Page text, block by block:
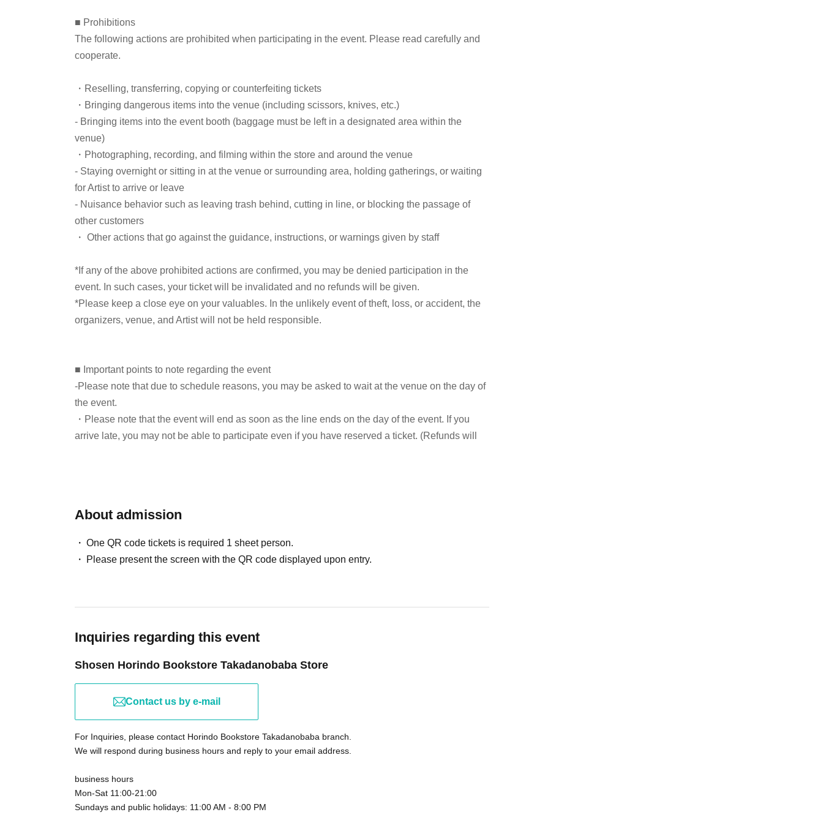
オードリー若林正恭さん、佐久間宣行さん 推薦！
エンタメ時評の旗手 初の著書
独自の鑑賞術・言語化・インプット術を初公開！
「なんかよかった」という感想を一緒に抜け出そう。
簡単ではないけれど、簡単にできることの積み重ねだ。
他人の感想が気になりすぎる「感想検索病の時代」に、私だけの視点・言葉で語るには？
YouTubeやPodcastで映画＆ドラマ解説が大注目の大島育宙さんが、『花束みたいな恋をした』『ラストマ
イル』『PERFECT DAYS』など様々な作品を手がかりに、「独自の感想を生み出す方法」「自分だけの軸
を持ってインプットするコツ」を大公開！
■ゲスト
大島 育宙（おおしま やすおき）
1992年生まれ、東京都出身。東京大学法学部卒業。2017年、お笑いコンビ「XXCLUB」でデ
ビュー。タイタン所属。TBSラジオ『こねくと』では毎週火曜の「空閑時評」にレギュラー出
MX『５時に夢中！』『バラいろダンディ』にコメンテーターとして不定期出演。ポッドキャ
スト「無限まやかし」「炎上喫煙所」「ペーパードライブ」の他、『Quick Japan』
『ROCKINONJAPAN』などでの連載も執筆中。YouTubeでは映画やドラマの時評を配信、登
録者は16万人(2026年3月時点)。
第二部トークゲスト：ウエストランド 河本太
期で出演した。2012年から3年連続で「THE MANZAI」認定漫才師に選出される。2020年に
2011年にスタートしたラジオ形式の番組「ウエストランドのぶちラジ！」をYouTubeはじ
め、Podcast、audiobook.jpで配信中。
■その他ご案内
お持ち込みの書籍やグッズ・私物等へのサイン入れはご遠慮頂いております。
■参加方法
■ Prohibitions
The following actions are prohibited when participating in the event. Please read carefully and
cooperate.
・Reselling, transferring, copying or counterfeiting tickets
・Bringing dangerous items into the venue (including scissors, knives, etc.)
- Bringing items into the event booth (baggage must be left in a designated area within the
venue)
・Photographing, recording, and filming within the store and around the venue
- Staying overnight or sitting in at the venue or surrounding area, holding gatherings, or waiting
for Artist to arrive or leave
- Nuisance behavior such as leaving trash behind, cutting in line, or blocking the passage of
other customers
・ Other actions that go against the guidance, instructions, or warnings given by staff
*If any of the above prohibited actions are confirmed, you may be denied participation in the
event. In such cases, your ticket will be invalidated and no refunds will be given.
*Please keep a close eye on your valuables. In the unlikely event of theft, loss, or accident, the
organizers, venue, and Artist will not be held responsible.
■ Important points to note regarding the event
-Please note that due to schedule reasons, you may be asked to wait at the venue on the day of
the event.
・Please note that the event will end as soon as the line ends on the day of the event. If you
arrive late, you may not be able to participate even if you have reserved a ticket. (Refunds will
To prevent infection and the spread of COVID-19 and other viruses, we ask that all visitors
cooperate with the following:
such as installing transparent barriers such as acrylic panels at meeting points, taking your
・Please note that if your temperature is checked upon entry and is over 37.5℃ or there is a risk
that it will exceed this level, you will be denied entry.
・ If you feel sick or feel unwell, please contact the staff near you.
・Please note that our staff will also be wearing face shields and masks while working, and
may touch customers' shoulders, arms, and other parts of their bodies to guide them.
・Depending on the situation, the content of the event may change or be canceled at short
About admission
One QR code tickets is required 1 sheet person.
Please present the screen with the QR code displayed upon entry.
Inquiries regarding this event
Shosen Horindo Bookstore Takadanobaba Store
Contact us by e-mail
For Inquiries, please contact Horindo Bookstore Takadanobaba branch.
We will respond during business hours and reply to your email address.
business hours
Mon-Sat 11:00-21:00
Sundays and public holidays: 11:00 AM - 8:00 PM